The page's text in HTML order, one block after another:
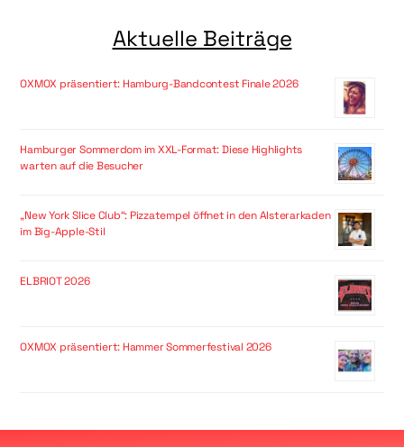
Aktuelle Beiträge
OXMOX präsentiert: Hamburg-Bandcontest Finale 2026
Hamburger Sommerdom im XXL-Format: Diese Highlights
warten auf die Besucher
„New York Slice Club“: Pizzatempel öffnet in den Alsterarkaden
im Big-Apple-Stil
ELBRIOT 2026
OXMOX präsentiert: Hammer Sommerfestival 2026